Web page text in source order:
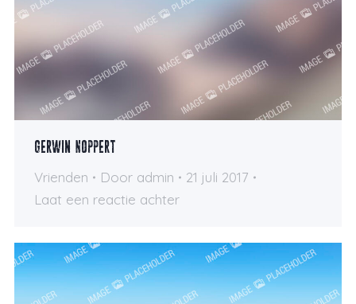
Gerwin Noppert
Vrienden Door admin
21 juli 2017
Laat een reactie achter